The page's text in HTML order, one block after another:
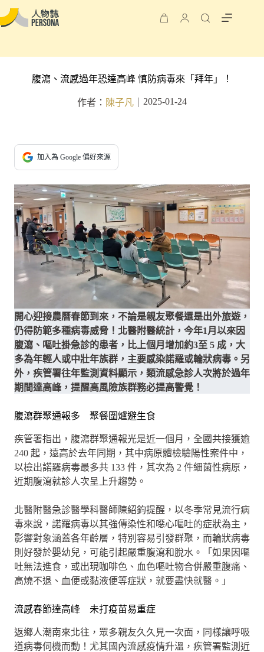
腹瀉、流感過年恐達高峰 慎防病毒來「拜年」！
作者： 陳子凡 2025-01-24
加入為 Google 偏好來源
開心迎接農曆春節到來，不論是親友聚餐還是出外旅遊，
仍得防範多種病毒威脅！北醫附醫統計，今年1月以來因
腹瀉、嘔吐掛急診的患者，比上個月增加約3至 5 成，大
多為年輕人或中壯年族群，主要感染諾羅或輪狀病毒。另
外，疾管署往年監測資料顯示，類流感急診人次將於過年
期間達高峰，提醒高風險族群務必提高警覺！
腹瀉群聚通報多 聚餐圍爐避生食
疾管署指出，腹瀉群聚通報光是近一個月，全國共接獲逾
240 起，遠高於去年同期，其中病原體檢驗陽性案件中，
以檢出諾羅病毒最多共 133 件，其次為 2 件細菌性病原，
近期腹瀉就診人次呈上升趨勢。
北醫附醫急診醫學科醫師陳紹鈞提醒，以冬季常見流行病
毒來說，諾羅病毒以其強傳染性和噁心嘔吐的症狀為主，
影響對象涵蓋各年齡層，特別容易引發群聚，而輪狀病毒
則好發於嬰幼兒，可能引起嚴重腹瀉和脫水。「如果因嘔
吐無法進食，或出現咖啡色、血色嘔吐物合併嚴重腹痛、
高燒不退、血便或黏液便等症狀，就要盡快就醫。」
流感春節達高峰 未打疫苗易重症
返鄉人潮南來北往，眾多親友久久見一次面，同樣讓呼吸
道病毒伺機而動！尤其國內流感疫情升溫，疾管署監測近